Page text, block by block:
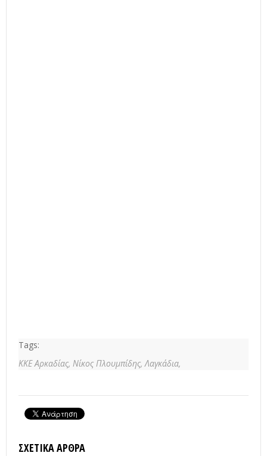
Tags:
ΚΚΕ Αρκαδίας, Νίκος Πλουμπίδης,Λαγκάδια,
ΣΧΕΤΙΚΆ ΆΡΘΡΑ